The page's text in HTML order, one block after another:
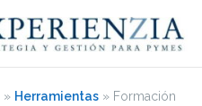
» Herramientas » Formación